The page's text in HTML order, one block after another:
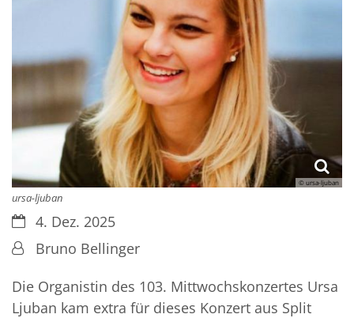
© ursa-ljuban
ursa-ljuban
Datum:4. Dez. 2025
Von:Bruno Bellinger
Die Organistin des 103. Mittwochskonzertes Ursa
Ljuban kam extra für dieses Konzert aus Split